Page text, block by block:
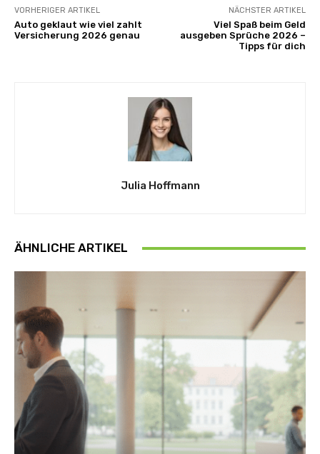
VORHERIGER ARTIKEL
Auto geklaut wie viel zahlt
Versicherung 2026 genau
NÄCHSTER ARTIKEL
Viel Spaß beim Geld
ausgeben Sprüche 2026 –
Tipps für dich
Julia Hoffmann
ÄHNLICHE ARTIKEL